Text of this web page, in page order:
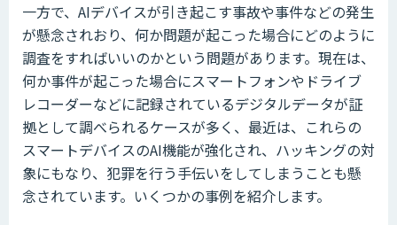
一方で、AIデバイスが引き起こす事故や事件などの発生
が懸念されおり、何か問題が起こった場合にどのように
調査をすればいいのかという問題があります。現在は、
何か事件が起こった場合にスマートフォンやドライブ
レコーダーなどに記録されているデジタルデータが証
拠として調べられるケースが多く、最近は、これらの
スマートデバイスのAI機能が強化され、ハッキングの対
象にもなり、犯罪を行う手伝いをしてしまうことも懸
念されています。いくつかの事例を紹介します。